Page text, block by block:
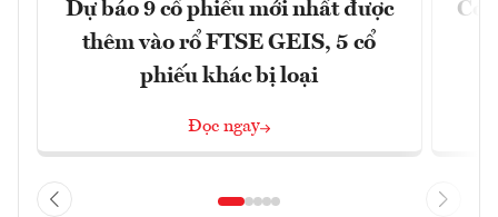
Dự báo 9 cổ phiếu mới nhất được
thêm vào rổ FTSE GEIS, 5 cổ
phiếu khác bị loại
Đọc ngay
Có